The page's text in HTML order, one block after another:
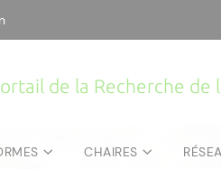
de la Recherche de
CHAIRES